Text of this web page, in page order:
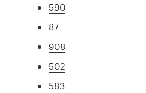
590
87
908
502
583